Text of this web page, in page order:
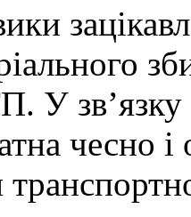
У
чесно